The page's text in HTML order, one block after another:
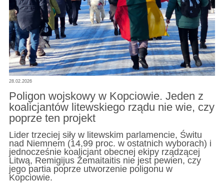
28.02.2026
Poligon wojskowy w Kopciowie. Jeden z
koalicjantów litewskiego rządu nie wie, czy
poprze ten projekt
Lider trzeciej siły w litewskim parlamencie, Świtu
nad Niemnem (14,99 proc. w ostatnich wyborach) i
jednocześnie koalicjant obecnej ekipy rządzącej
Litwą, Remigijus Žemaitaitis nie jest pewien, czy
jego partia poprze utworzenie poligonu w
Kopciowie.